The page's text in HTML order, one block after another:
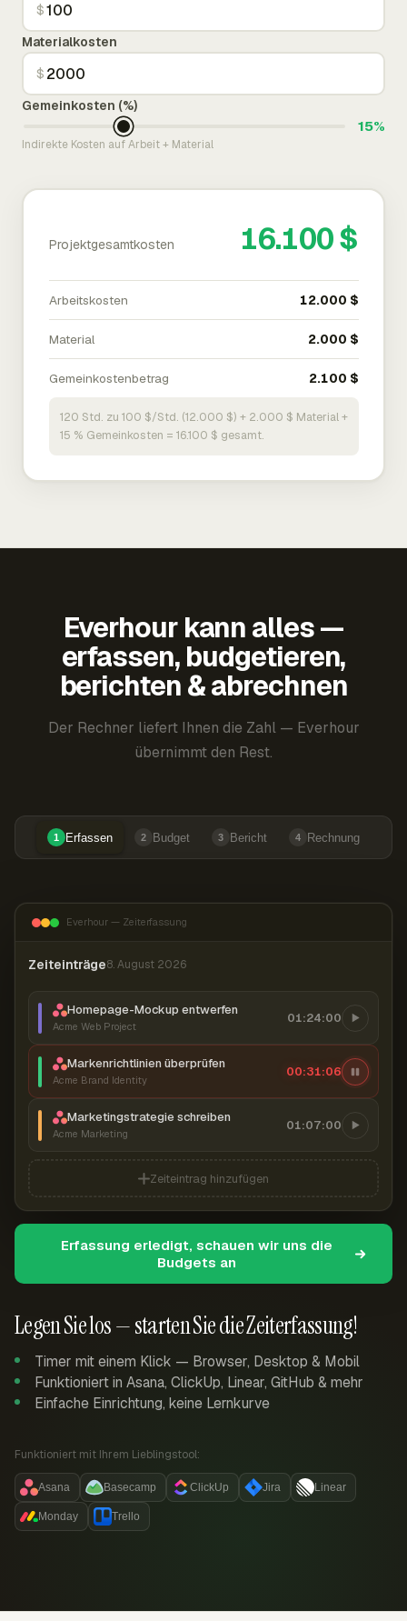
$
Materialkosten
$
Gemeinkosten (%)
15%
Indirekte Kosten auf Arbeit + Material
Projektgesamtkosten 16.100 $
Arbeitskosten 12.000 $
Material 2.000 $
Gemeinkostenbetrag 2.100 $
120 Std. zu 100 $/Std. (12.000 $) + 2.000 $ Material +
15 % Gemeinkosten = 16.100 $ gesamt.
Everhour kann alles —
erfassen, budgetieren,
berichten & abrechnen
Der Rechner liefert Ihnen die Zahl — Everhour
übernimmt den Rest.
1 Erfassen 2 Budget 3 Bericht 4 Rechnung
Legen Sie los — starten Sie die Zeiterfassung!
Timer mit einem Klick — Browser, Desktop & Mobil
Funktioniert in Asana, ClickUp, Linear, GitHub & mehr
Einfache Einrichtung, keine Lernkurve
Funktioniert mit Ihrem Lieblingstool:
Asana Basecamp ClickUp Jira Linear
Monday Trello
Everhour — Zeiterfassung
Zeiteinträge8. August 2026
Homepage-Mockup entwerfen
Acme Web Project
01:24:00
Markenrichtlinien überprüfen
Acme Brand Identity
00:31:07
Marketingstrategie schreiben
Acme Marketing
01:07:00
Zeiteintrag hinzufügen
Erfassung erledigt, schauen wir uns die
Budgets an